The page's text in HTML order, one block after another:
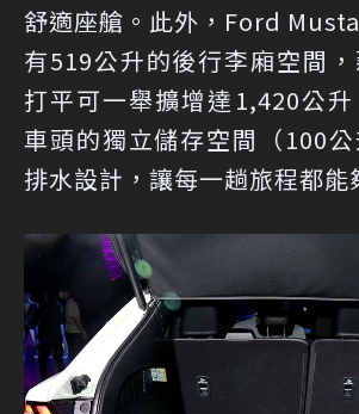
舒適座艙。此外，Ford
有519公升的後行李廂空間
打平可一舉擴增達1,420公
車頭的獨立儲存空間（100
排水設計，讓每一趟旅程都能